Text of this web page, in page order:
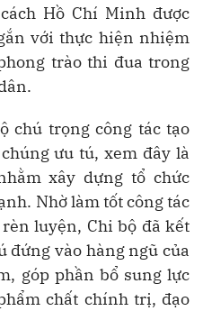
Hồ Chí Minh được
với thực hiện nhiệm
trào thi đua trong
chú trọng công tác tạo
ưu tú, xem đây là
xây dựng tổ chức
Nhờ làm tốt công tác
luyện, Chi bộ đã kết
đứng vào hàng ngũ của
góp phần bổ sung lực
chất chính trị, đạo